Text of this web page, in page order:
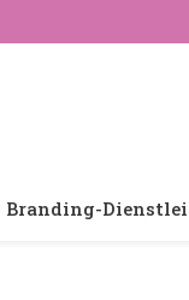
Branding-